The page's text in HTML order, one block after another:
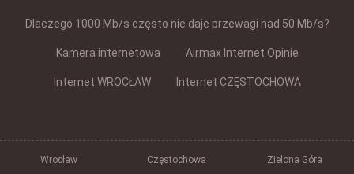
Dlaczego 1000 Mb/s często nie daje przewagi nad 50 Mb/s?
Kamera internetowa Airmax Internet Opinie
Internet WROCŁAW Internet CZĘSTOCHOWA
Wrocław Częstochowa Zielona Góra